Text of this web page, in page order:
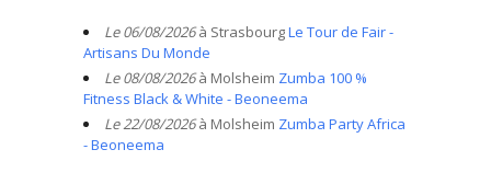
Le 06/08/2026à StrasbourgLe Tour de Fair -
Artisans Du Monde
Le 08/08/2026à Molsheim Zumba 100 %
Fitness Black & White - Beoneema
Le 22/08/2026à Molsheim Zumba Party Africa
- Beoneema